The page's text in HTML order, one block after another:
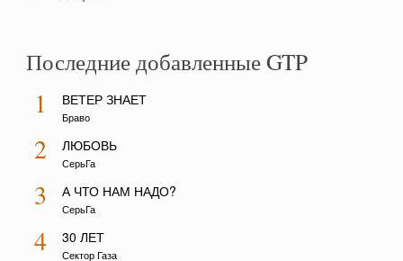
Последние добавленные GTP
1 ВЕТЕР ЗНАЕТ
Браво
2 ЛЮБОВЬ
СерьГа
3 А ЧТО НАМ НАДО?
СерьГа
4 30 ЛЕТ
Сектор Газа